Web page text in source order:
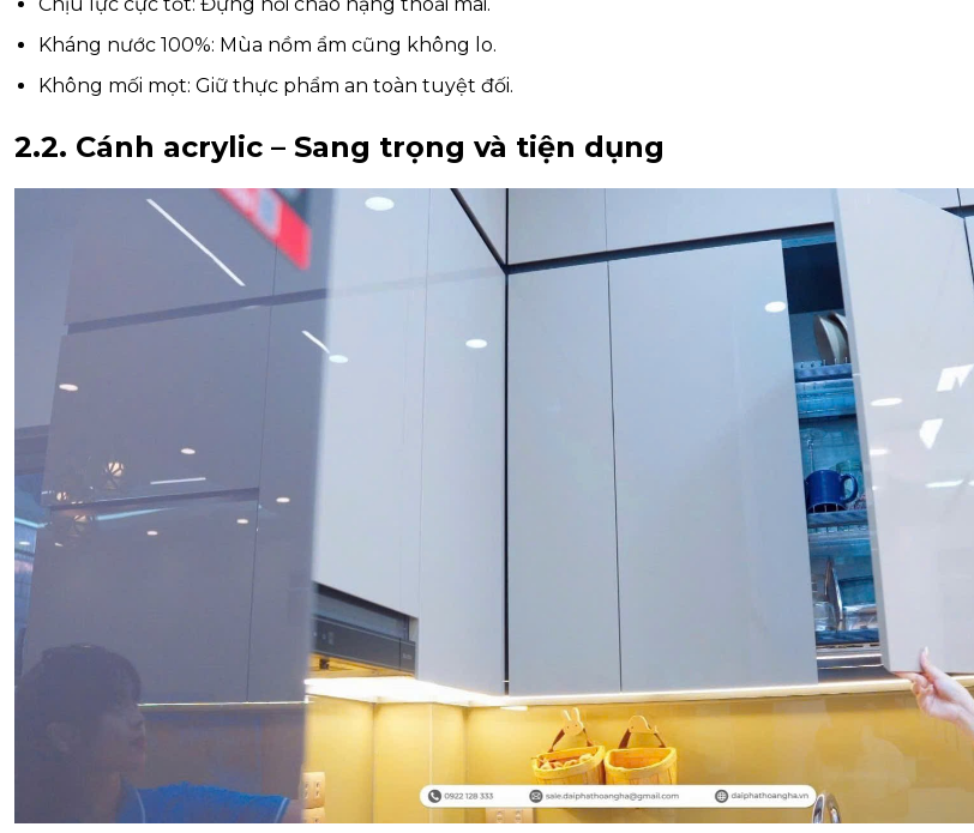
Kháng nước 100%: Mùa nồm ẩm cũng không lo.
Không mối mọt: Giữ thực phẩm an toàn tuyệt đối.
2.2. Cánh acrylic – Sang trọng và tiện dụng